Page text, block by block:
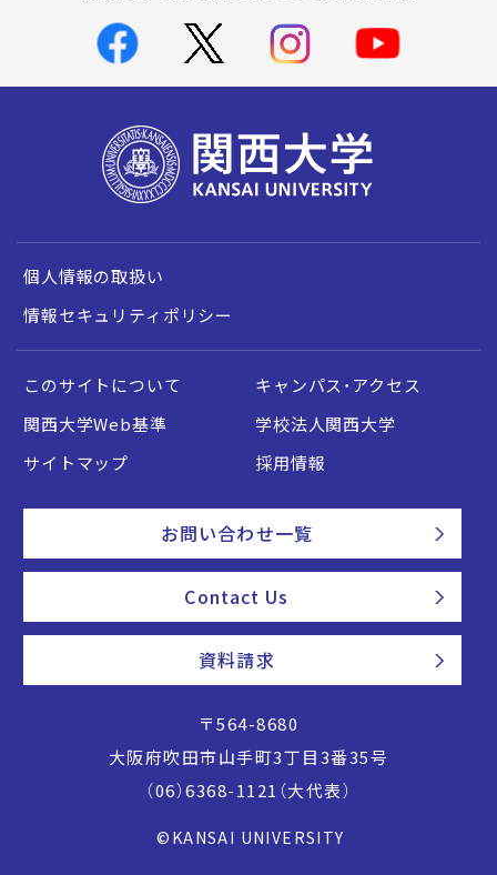
個人情報の取扱い
情報セキュリティポリシー
このサイトについて
キャンパス・アクセス
関西大学Web基準
学校法人関西大学
サイトマップ
採用情報
お問い合わせ一覧
Contact Us
資料請求
〒564-8680
大阪府吹田市山手町3丁目3番35号
（06）6368-1121（大代表）
©KANSAI UNIVERSITY